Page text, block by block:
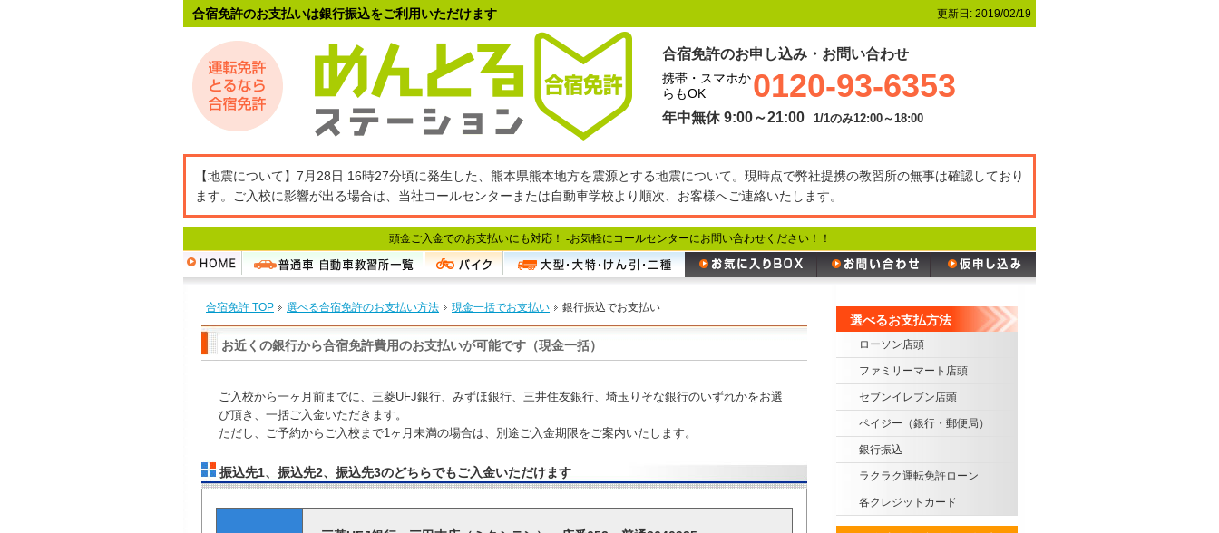
合宿免許のお支払いは銀行振込をご利用いただけます 更新日: 2019/02/19
合宿免許のお申し込み・お問い合わせ
携帯・スマホか
らもOK
0120-93-6353
年中無休 9:00～21:00 1/1のみ12:00～18:00
【地震について】7月28日 16時27分頃に発生した、熊本県熊本地方を震源とする地震について。現時点で弊社提携の教習所の無事は確認しており
ます。ご入校に影響が出る場合は、当社コールセンターまたは自動車学校より順次、お客様へご連絡いたします。
頭金ご入金でのお支払いにも対応！ -お気軽にコールセンターにお問い合わせください！！
合宿免許 TOP 選べる合宿免許のお支払い方法 現金一括でお支払い 銀行振込でお支払い
お近くの銀行から合宿免許費用のお支払いが可能です（現金一括）
ご入校から一ヶ月前までに、三菱UFJ銀行、みずほ銀行、三井住友銀行、埼玉りそな銀行のいずれかをお選
び頂き、一括ご入金いただきます。
ただし、ご予約からご入校まで1ヶ月未満の場合は、別途ご入金期限をご案内いたします。
振込先1、振込先2、振込先3のどちらでもご入金いただけます
選べるお支払方法
ローソン店頭
ファミリーマート店頭
セブンイレブン店頭
ペイジー（銀行・郵便局）
銀行振込
ラクラク運転免許ローン
各クレジットカード